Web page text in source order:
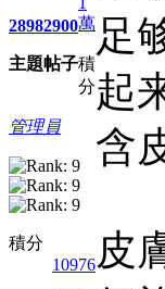
2898
主題
2900
帖子
萬
積
分
管理員
積分
10976
足
起
含
皮